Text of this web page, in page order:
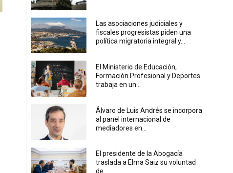
Las asociaciones judiciales y
fiscales progresistas piden una
política migratoria integral y...
El Ministerio de Educación,
Formación Profesional y Deportes
trabaja en un...
Álvaro de Luis Andrés se incorpora
al panel internacional de
mediadores en...
El presidente de la Abogacía
traslada a Elma Saiz su voluntad
de...